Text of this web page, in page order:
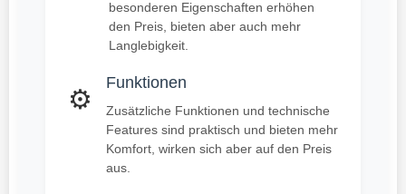
besonderen Eigenschaften erhöhen
den Preis, bieten aber auch mehr
Langlebigkeit.
⚙️
Funktionen
Zusätzliche Funktionen und technische
Features sind praktisch und bieten mehr
Komfort, wirken sich aber auf den Preis
aus.